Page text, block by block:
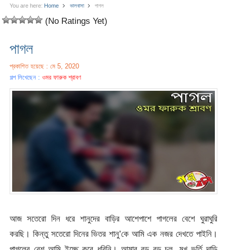
You are here: Home ভালবাসা পাগল
(No Ratings Yet)
পাগল
প্রকাশিত হয়েছে : মে 5, 2020
গল্প লিখেছেন :ওমর ফারুক শ্রাবণ
আজ সতেরো দিন ধরে শানুদের বাড়ির আশেপাশে পাগলের বেশে ঘুরাঘুরি
করছি। কিন্তু সতেরো দিনের ভিতর শানু’কে আমি এক নজর দেখতে পাইনি।